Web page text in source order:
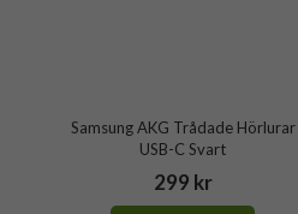
Samsung AKG Trådade Hörlurar
USB-C Svart
299 kr